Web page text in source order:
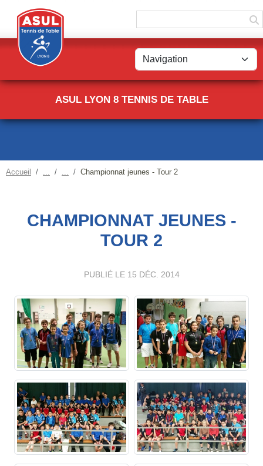
ASUL LYON 8 TENNIS DE TABLE
Accueil Championnat jeunes - Tour 2
CHAMPIONNAT JEUNES -
TOUR 2
PUBLIÉ LE 15 DÉC. 2014
Panneau de gestion des cookies